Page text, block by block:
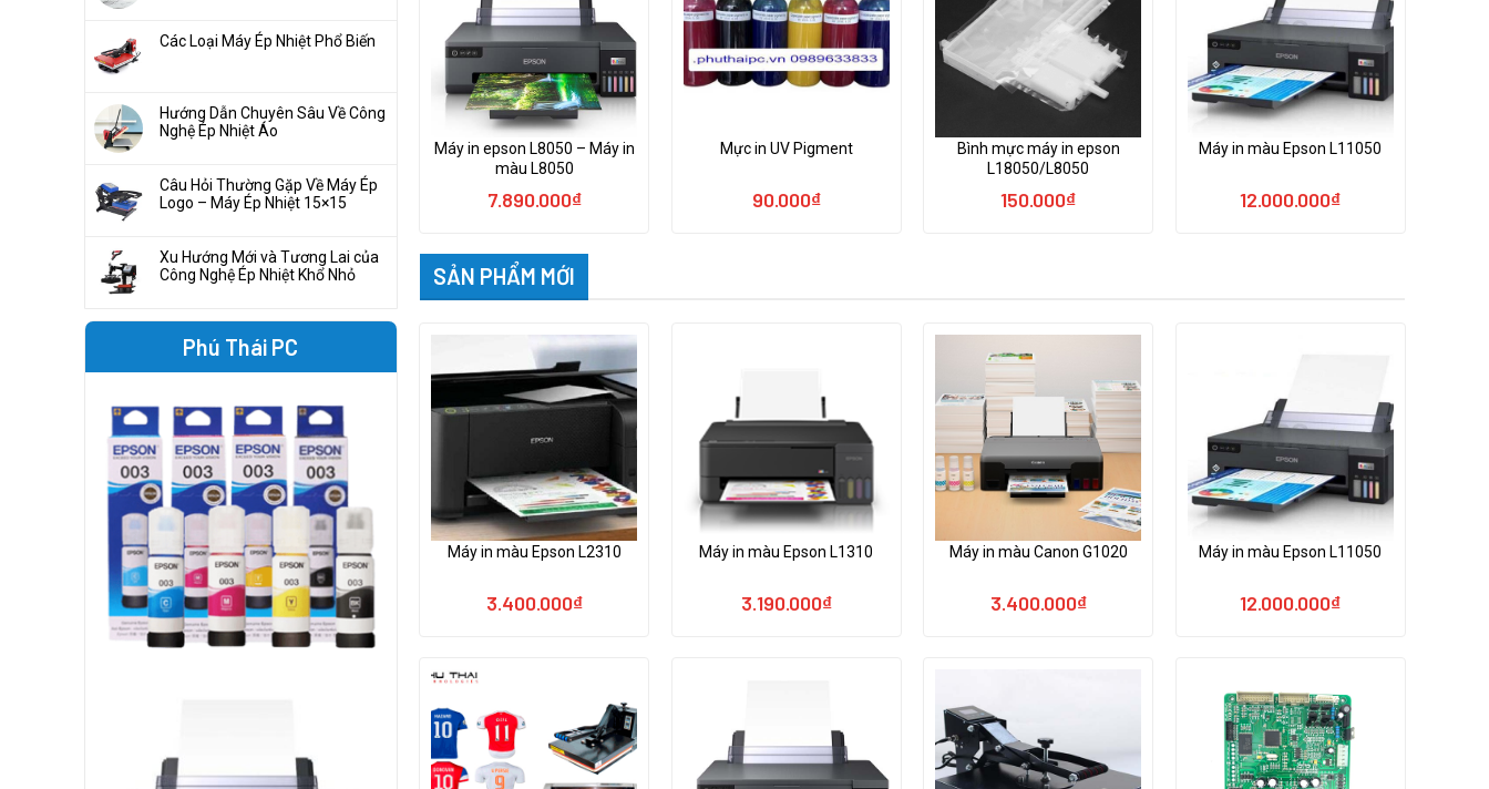
Các Loại Máy Ép Nhiệt Phổ Biến
Hướng Dẫn Chuyên Sâu Về Công
Nghệ Ép Nhiệt Áo
Câu Hỏi Thường Gặp Về Máy Ép
Logo – Máy Ép Nhiệt 15×15
Xu Hướng Mới và Tương Lai của
Công Nghệ Ép Nhiệt Khổ Nhỏ
Phú Thái PC
Máy in epson L8050 – Máy in
màu L8050
7.890.000₫
Mực in UV Pigment
90.000₫
Bình mực máy in epson
L18050/L8050
150.000₫
Máy in màu Epson L11050
12.000.000₫
SẢN PHẨM MỚI
Máy in màu Epson L2310
3.400.000₫
Máy in màu Epson L1310
3.190.000₫
Máy in màu Canon G1020
3.400.000₫
Máy in màu Epson L11050
12.000.000₫